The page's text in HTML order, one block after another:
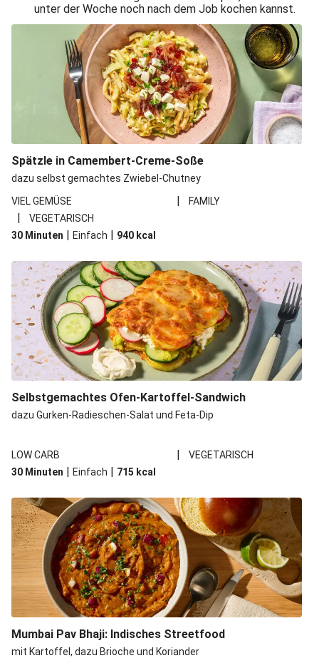
Spätzle in Camembert-Creme-Soße
One Pan: Pikante Reispfanne nach Jambalaya-Art
unter der Woche noch nach dem Job kochen kannst.
Spätzle in Camembert-Creme-Soße
dazu selbst gemachtes Zwiebel-Chutney
VIEL GEMÜSE
| FAMILY
|
VEGETARISCH
30 Minuten | Einfach | 940 kcal
Selbstgemachtes Ofen-Kartoffel-Sandwich
dazu Gurken-Radieschen-Salat und Feta-Dip
LOW CARB |
VEGETARISCH
30 Minuten | Einfach | 715 kcal
Mumbai Pav Bhaji: Indisches Streetfood
mit Kartoffel, dazu Brioche und Koriander